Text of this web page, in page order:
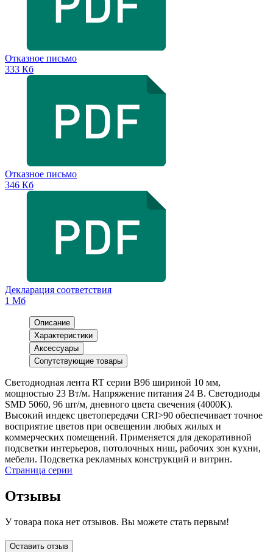
Отказное письмо
333 Кб
Отказное письмо
346 Кб
Декларация соответствия
1 Мб
Описание
Характеристики
Аксессуары
Сопутствующие товары
Светодиодная лента RT серии B96 шириной 10 мм,
мощностью 23 Вт/м. Напряжение питания 24 В. Светодиоды
SMD 5060, 96 шт/м, дневного цвета свечения (4000K).
Высокий индекс цветопередачи CRI>90 обеспечивает точное
восприятие цветов при освещении любых жилых и
коммерческих помещений. Применяется для декоративной
подсветки интерьеров, потолочных ниш, рабочих зон кухни,
мебели. Подсветка рекламных конструкций и витрин.
Страница серии
Отзывы
У товара пока нет отзывов. Вы можете стать первым!
Оставить отзыв